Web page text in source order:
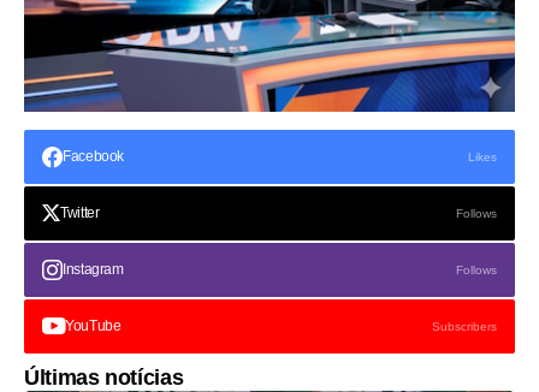
Facebook Likes
Twitter Follows
Instagram Follows
YouTube Subscribers
Últimas notícias